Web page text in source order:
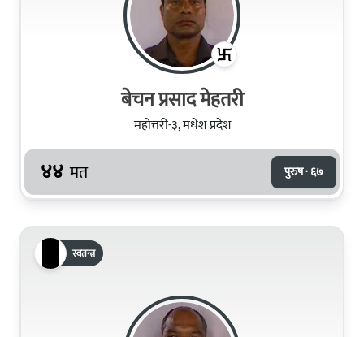
बेचन प्रसाद मेहतरी
महोत्तरी-३, मधेश प्रदेश
४४ मत पुरुष · ६७
स्वतन्त्र